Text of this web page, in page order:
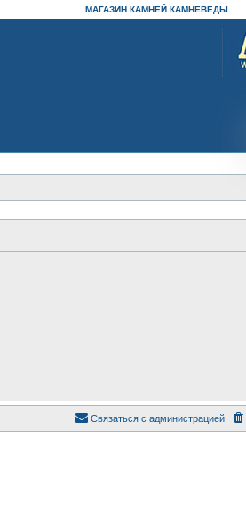
МАГАЗИН КАМНЕЙ КАМНЕВЕДЫ
Связаться с администрацией